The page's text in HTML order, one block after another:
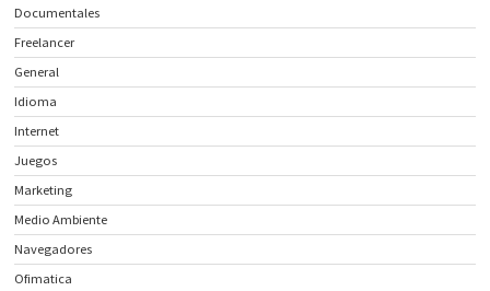
Documentales
Freelancer
General
Idioma
Internet
Juegos
Marketing
Medio Ambiente
Navegadores
Ofimatica